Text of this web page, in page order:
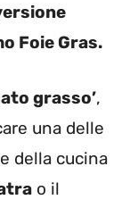
Foie Gras.
grasso’,
una delle
della cucina
o il